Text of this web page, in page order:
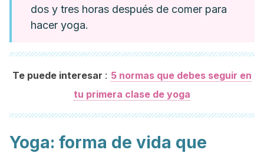
dos y tres horas después de comer para
hacer yoga.
Te puede interesar : 5 normas que debes seguir en
tu primera clase de yoga
Yoga: forma de vida que